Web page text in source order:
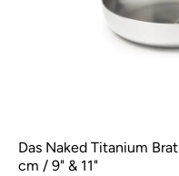
Das Naked Titanium
cm / 9" & 11"